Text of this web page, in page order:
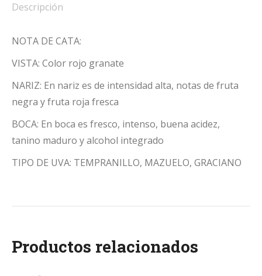
Descripción
NOTA DE CATA:
VISTA: Color rojo granate
NARIZ: En nariz es de intensidad alta, notas de fruta
negra y fruta roja fresca
BOCA: En boca es fresco, intenso, buena acidez,
tanino maduro y alcohol integrado
TIPO DE UVA: TEMPRANILLO, MAZUELO, GRACIANO
Productos relacionados